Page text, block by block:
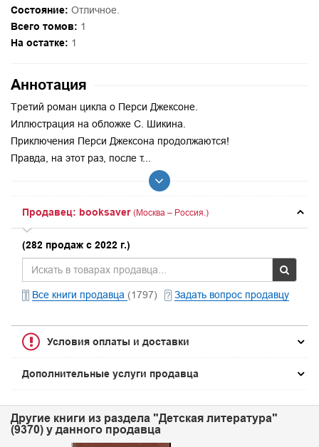
Состояние: Отличное.
Всего томов: 1
На остатке: 1
Аннотация
Третий роман цикла о Перси Джексоне.
Иллюстрация на обложке С. Шикина.
Приключения Перси Джексона продолжаются!
Правда, на этот раз, после т...
Продавец: booksaver (Москва – Россия.)
(282 продаж с 2022 г.)
Все книги продавца (1797) Задать вопрос продавцу
Условия оплаты и доставки
Дополнительные услуги продавца
Другие книги из раздела "Детская литература"
(9370) у данного продавца